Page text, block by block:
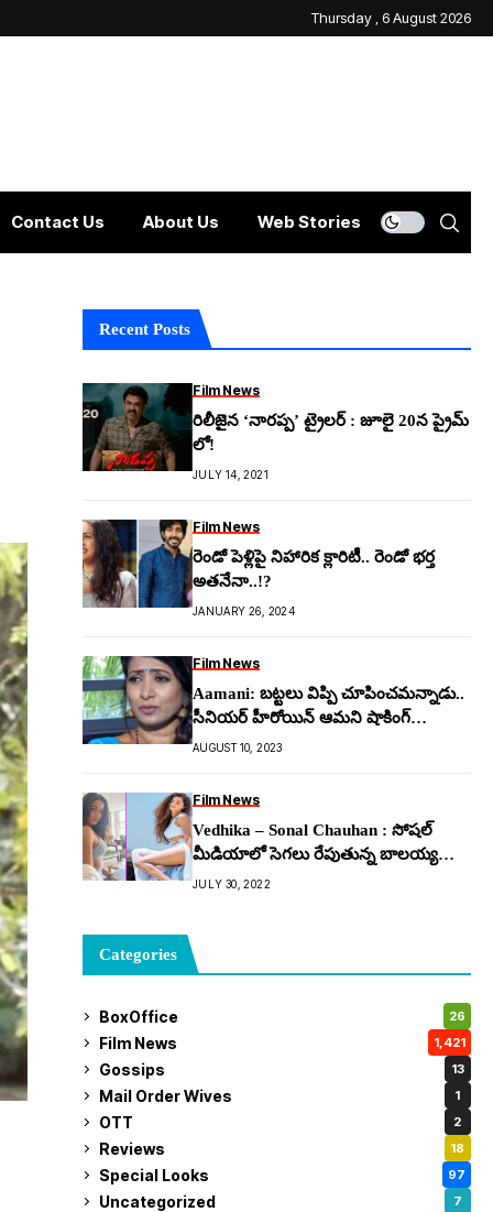
Thursday , 6 August 2026
Contact Us About Us Web Stories
Recent Posts
Film News
రిలీజైన ‘నారప్ప’ ట్రైలర్ : జూలై 20న ప్రైమ్
లో!
JULY 14, 2021
Film News
రెండో పెళ్లిపై నిహారిక క్లారిటీీ.. రెండో భర్త
అతనేనా..!?
JANUARY 26, 2024
Film News
Aamani: బ‌ట్ట‌లు విప్పి చూపించ‌మ‌న్నాడు..
సీనియ‌ర్ హీరోయిన్ ఆమ‌ని షాకింగ్
కామెంట్స్
AUGUST 10, 2023
Film News
Vedhika – Sonal Chauhan : సోషల్
మీడియాలో సెగలు రేపుతున్న బాలయ్య
భామలు
JULY 30, 2022
Categories
BoxOffice 26
Film News 1,421
Gossips 13
Mail Order Wives 1
OTT 2
Reviews 18
Special Looks 97
Uncategorized 7